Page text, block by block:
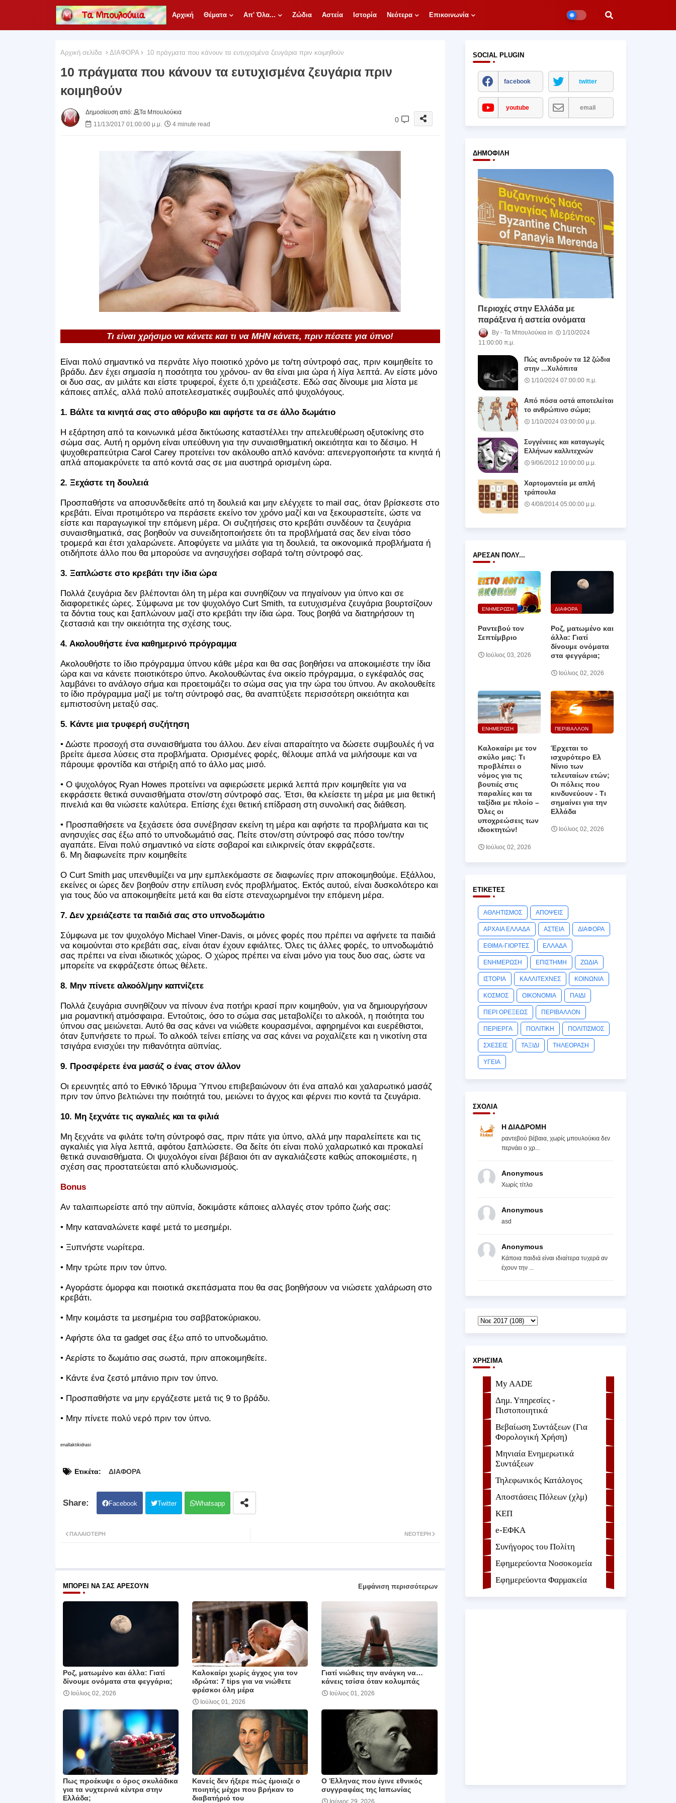
Αρχική Θέματα Απ' Όλα... Ζώδια Αστεία Ιστορία Νεότερα Επικοινωνία
Αρχική σελίδα ΔΙΑΦΟΡΑ 10 πράγματα που κάνουν τα ευτυχισμένα ζευγάρια πριν κοιμηθούν
10 πράγματα που κάνουν τα ευτυχισμένα ζευγάρια πριν
κοιμηθούν
Δημοσίευση από:
Τα Μπουλούκια
11/13/2017 01:00:00 μ.μ.
4 minute read
0
Τι είναι χρήσιμο να κάνετε και τι να ΜΗΝ κάνετε, πριν πέσετε για ύπνο!
Είναι πολύ σημαντικό να περνάτε λίγο ποιοτικό χρόνο με το/τη σύντροφό σας, πριν κοιμηθείτε το
βράδυ. Δεν έχει σημασία η ποσότητα του χρόνου- αν θα είναι μια ώρα ή λίγα λεπτά. Αν είστε μόνο
οι δυο σας, αν μιλάτε και είστε τρυφεροί, έχετε ό,τι χρειάζεστε. Εδώ σας δίνουμε μια λίστα με
κάποιες απλές, αλλά πολύ αποτελεσματικές συμβουλές από ψυχολόγους.
1. Βάλτε τα κινητά σας στο αθόρυβο και αφήστε τα σε άλλο δωμάτιο
Η εξάρτηση από τα κοινωνικά μέσα δικτύωσης καταστέλλει την απελευθέρωση οξυτοκίνης στο
σώμα σας. Αυτή η ορμόνη είναι υπεύθυνη για την συναισθηματική οικειότητα και το δέσιμο. Η
ψυχοθεραπεύτρια Carol Carey προτείνει τον ακόλουθο απλό κανόνα: απενεργοποιήστε τα κινητά ή
απλά απομακρύνετε τα από κοντά σας σε μια αυστηρά ορισμένη ώρα.
2. Ξεχάστε τη δουλειά
Προσπαθήστε να αποσυνδεθείτε από τη δουλειά και μην ελέγχετε το mail σας, όταν βρίσκεστε στο
κρεβάτι. Είναι προτιμότερο να περάσετε εκείνο τον χρόνο μαζί και να ξεκουραστείτε, ώστε να
είστε και παραγωγικοί την επόμενη μέρα. Οι συζητήσεις στο κρεβάτι συνδέουν τα ζευγάρια
συναισθηματικά, σας βοηθούν να συνειδητοποιήσετε ότι τα προβλήματά σας δεν είναι τόσο
τρομερά και έτσι χαλαρώνετε. Αποφύγετε να μιλάτε για τη δουλειά, τα οικονομικά προβλήματα ή
οτιδήποτε άλλο που θα μπορούσε να ανησυχήσει σοβαρά το/τη σύντροφό σας.
3. Ξαπλώστε στο κρεβάτι την ίδια ώρα
Πολλά ζευγάρια δεν βλέπονται όλη τη μέρα και συνηθίζουν να πηγαίνουν για ύπνο και σε
διαφορετικές ώρες. Σύμφωνα με τον ψυχολόγο Curt Smith, τα ευτυχισμένα ζευγάρια βουρτσίζουν
τα δόντια τους και ξαπλώνουν μαζί στο κρεβάτι την ίδια ώρα. Τους βοηθά να διατηρήσουν τη
ζεστασιά και την οικειότητα της σχέσης τους.
4. Ακολουθήστε ένα καθημερινό πρόγραμμα
Ακολουθήστε το ίδιο πρόγραμμα ύπνου κάθε μέρα και θα σας βοηθήσει να αποκοιμιέστε την ίδια
ώρα και να κάνετε ποιοτικότερο ύπνο. Ακολουθώντας ένα οικείο πρόγραμμα, ο εγκέφαλός σας
λαμβάνει το ανάλογο σήμα και προετοιμάζει το σώμα σας για την ώρα του ύπνου. Αν ακολουθείτε
το ίδιο πρόγραμμα μαζί με το/τη σύντροφό σας, θα αναπτύξετε περισσότερη οικειότητα και
εμπιστοσύνη μεταξύ σας.
5. Κάντε μια τρυφερή συζήτηση
• Δώστε προσοχή στα συναισθήματα του άλλου. Δεν είναι απαραίτητο να δώσετε συμβουλές ή να
βρείτε άμεσα λύσεις στα προβλήματα. Ορισμένες φορές, θέλουμε απλά να μιλήσουμε και να
πάρουμε φροντίδα και στήριξη από το άλλο μας μισό.
• Ο ψυχολόγος Ryan Howes προτείνει να αφιερώσετε μερικά λεπτά πριν κοιμηθείτε για να
εκφράσετε θετικά συναισθήματα στον/στη σύντροφό σας. Έτσι, θα κλείσετε τη μέρα με μια θετική
πινελιά και θα νιώσετε καλύτερα. Επίσης έχει θετική επίδραση στη συνολική σας διάθεση.
• Προσπαθήσετε να ξεχάσετε όσα συνέβησαν εκείνη τη μέρα και αφήστε τα προβλήματα και τις
ανησυχίες σας έξω από το υπνοδωμάτιό σας. Πείτε στον/στη σύντροφό σας πόσο τον/την
αγαπάτε. Είναι πολύ σημαντικό να είστε σοβαροί και ειλικρινείς όταν εκφράζεστε.
6. Μη διαφωνείτε πριν κοιμηθείτε
Ο Curt Smith μας υπενθυμίζει να μην εμπλεκόμαστε σε διαφωνίες πριν αποκοιμηθούμε. Εξάλλου,
εκείνες οι ώρες δεν βοηθούν στην επίλυση ενός προβλήματος. Εκτός αυτού, είναι δυσκολότερο και
για τους δύο να αποκοιμηθείτε μετά και θα είστε στεναχωρημένοι την επόμενη μέρα.
7. Δεν χρειάζεστε τα παιδιά σας στο υπνοδωμάτιο
Σύμφωνα με τον ψυχολόγο Michael Viner-Davis, οι μόνες φορές που πρέπει να αφήνετε τα παιδιά
να κοιμούνται στο κρεβάτι σας, είναι όταν έχουν εφιάλτες. Όλες τις άλλες φορές, το υπνοδωμάτιό
σας πρέπει να είναι ιδιωτικός χώρος. Ο χώρος πρέπει να είναι μόνο για τους δυο σας, ώστε να
μπορείτε να εκφράζεστε όπως θέλετε.
8. Μην πίνετε αλκοόλ/μην καπνίζετε
Πολλά ζευγάρια συνηθίζουν να πίνουν ένα ποτήρι κρασί πριν κοιμηθούν, για να δημιουργήσουν
μια ρομαντική ατμόσφαιρα. Εντούτοις, όσο το σώμα σας μεταβολίζει το αλκοόλ, η ποιότητα του
ύπνου σας μειώνεται. Αυτό θα σας κάνει να νιώθετε κουρασμένοι, αφηρημένοι και ευερέθιστοι,
όταν ξυπνήσετε το πρωί. Το αλκοόλ τείνει επίσης να σας κάνει να ροχαλίζετε και η νικοτίνη στα
τσιγάρα ενισχύει την πιθανότητα αϋπνίας.
9. Προσφέρετε ένα μασάζ ο ένας στον άλλον
Οι ερευνητές από το Εθνικό Ίδρυμα Ύπνου επιβεβαιώνουν ότι ένα απαλό και χαλαρωτικό μασάζ
πριν τον ύπνο βελτιώνει την ποιότητά του, μειώνει το άγχος και φέρνει πιο κοντά τα ζευγάρια.
10. Μη ξεχνάτε τις αγκαλιές και τα φιλιά
Μη ξεχνάτε να φιλάτε το/τη σύντροφό σας, πριν πάτε για ύπνο, αλλά μην παραλείπετε και τις
αγκαλιές για λίγα λεπτά, αφότου ξαπλώσετε. Θα δείτε ότι είναι πολύ χαλαρωτικό και προκαλεί
θετικά συναισθήματα. Οι ψυχολόγοι είναι βέβαιοι ότι αν αγκαλιάζεστε καθώς αποκοιμιέστε, η
σχέση σας προστατεύεται από κλυδωνισμούς.
Bonus
Αν ταλαιπωρείστε από την αϋπνία, δοκιμάστε κάποιες αλλαγές στον τρόπο ζωής σας:
• Μην καταναλώνετε καφέ μετά το μεσημέρι.
• Ξυπνήστε νωρίτερα.
• Μην τρώτε πριν τον ύπνο.
• Αγοράστε όμορφα και ποιοτικά σκεπάσματα που θα σας βοηθήσουν να νιώσετε χαλάρωση στο
κρεβάτι.
• Μην κοιμάστε τα μεσημέρια του σαββατοκύριακου.
• Αφήστε όλα τα gadget σας έξω από το υπνοδωμάτιο.
• Αερίστε το δωμάτιο σας σωστά, πριν αποκοιμηθείτε.
• Κάντε ένα ζεστό μπάνιο πριν τον ύπνο.
• Προσπαθήστε να μην εργάζεστε μετά τις 9 το βράδυ.
• Μην πίνετε πολύ νερό πριν τον ύπνο.
enallaktikidrasi
Ετικέτα: ΔΙΑΦΟΡΑ
Facebook Twitter Whatsapp
ΝΕΌΤΕΡΗ
ΠΑΛΑΙΌΤΕΡΗ
ΜΠΟΡΕΊ ΝΑ ΣΑΣ ΑΡΈΣΟΥΝ Εμφάνιση περισσότερων
Ροζ, ματωμένο και άλλα: Γιατί
δίνουμε ονόματα στα φεγγάρια;
Ιούλιος 02, 2026
Καλοκαίρι χωρίς άγχος για τον
ιδρώτα: 7 tips για να νιώθετε
φρέσκοι όλη μέρα
Ιούλιος 01, 2026
Γιατί νιώθεις την ανάγκη να…
κάνεις τσίσα όταν κολυμπάς
Ιούλιος 01, 2026
Πως προέκυψε ο όρος σκυλάδικα
για τα νυχτερινά κέντρα στην
Ελλάδα;
Κανείς δεν ήξερε πώς έμοιαζε ο
ποιητής μέχρι που βρήκαν το
διαβατήριό του
Ο Έλληνας που έγινε εθνικός
συγγραφέας της Ιαπωνίας
Ιούνιος 29, 2026
SOCIAL PLUGIN
facebook twitter
youtube email
ΔΗΜΟΦΙΛΉ
Περιοχές στην Ελλάδα με
παράξενα ή αστεία ονόματα
Τα Μπουλούκια
1/10/2024
11:00:00 π.μ.
Πώς αντιδρούν τα 12 ζώδια
στην ...Χυλόπιτα
1/10/2024 07:00:00 π.μ.
Από πόσα οστά αποτελείται
το ανθρώπινο σώμα;
1/10/2024 03:00:00 μ.μ.
Συγγένειες και καταγωγές
Ελλήνων καλλιτεχνών
9/06/2012 10:00:00 μ.μ.
Χαρτομαντεία με απλή
τράπουλα
4/08/2014 05:00:00 μ.μ.
ΆΡΕΣΑΝ ΠΟΛΎ...
ΕΝΗΜΕΡΩΣΗ
Ραντεβού τον
Σεπτέμβριο
Ιούλιος 03, 2026
ΔΙΑΦΟΡΑ
Ροζ, ματωμένο και
άλλα: Γιατί
δίνουμε ονόματα
στα φεγγάρια;
Ιούλιος 02, 2026
ΕΝΗΜΕΡΩΣΗ
Καλοκαίρι με τον
σκύλο μας: Τι
προβλέπει ο
νόμος για τις
βουτιές στις
παραλίες και τα
ταξίδια με πλοίο –
Όλες οι
υποχρεώσεις των
ιδιοκτητών!
Ιούλιος 02, 2026
ΠΕΡΙΒΑΛΛΟΝ
Έρχεται το
ισχυρότερο Ελ
Νίνιο των
τελευταίων ετών;
Οι πόλεις που
κινδυνεύουν ‑ Τι
σημαίνει για την
Ελλάδα
Ιούλιος 02, 2026
ΕΤΙΚΈΤΕΣ
ΑΘΛΗΤΙΣΜΟΣ ΑΠΟΨΕΙΣ
ΑΡΧΑΙΑ ΕΛΛΑΔΑ ΑΣΤΕΙΑ ΔΙΑΦΟΡΑ
ΕΘΙΜΑ-ΓΙΟΡΤΕΣ ΕΛΛΑΔΑ
ΕΝΗΜΕΡΩΣΗ ΕΠΙΣΤΗΜΗ ΖΩΔΙΑ
ΙΣΤΟΡΙΑ ΚΑΛΛΙΤΕΧΝΕΣ ΚΟΙΝΩΝΙΑ
ΚΟΣΜΟΣ ΟΙΚΟΝΟΜΙΑ ΠΑΙΔΙ
ΠΕΡΙ ΟΡΕΞΕΩΣ ΠΕΡΙΒΑΛΛΟΝ
ΠΕΡΙΕΡΓΑ ΠΟΛΙΤΙΚΗ ΠΟΛΙΤΙΣΜΟΣ
ΣΧΕΣΕΙΣ ΤΑΞΙΔΙ ΤΗΛΕΟΡΑΣΗ
ΥΓΕΙΑ
ΣΧΌΛΙΑ
Η ΔΙΑΔΡΟΜΗ
ραντεβού βέβαια, χωρίς μπουλούκια δεν
περνάει ο χρ...
Anonymous
Χωρίς τίτλο
Anonymous
asd
Anonymous
Κάποια παιδιά είναι ιδιαίτερα τυχερά αν
έχουν την ...
ΧΡΉΣΙΜΑ
My AADE
Δημ. Υπηρεσίες -
Πιστοποιητικά
Βεβαίωση Συντάξεων (Για
Φορολογική Χρήση)
Μηνιαία Ενημερωτικά
Συντάξεων
Τηλεφωνικός Κατάλογος
Αποστάσεις Πόλεων (χλμ)
ΚΕΠ
e-ΕΦKA
Συνήγορος του Πολίτη
Εφημερεύοντα Νοσοκομεία
Εφημερεύοντα Φαρμακεία